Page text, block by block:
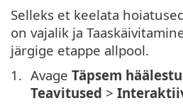
Selleks et keelata
on vajalik ja
järgige etappe allpool.
Avage Täpsem
Teavitused >